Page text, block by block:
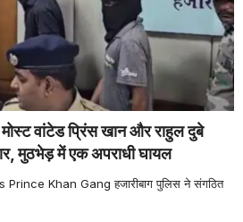
वांटेड प्रिंस खान और राहुल दुबे
मुठभेड़ में एक अपराधी घायल
Khan Gang हजारीबाग पुलिस ने संगठित